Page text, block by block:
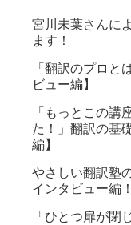
宮川未葉さんに
ます！
「翻訳のプロ
ビュー編】
「もっとこの講
た！」翻訳の基
編】
やさしい翻訳塾
インタビュー編！
「ひとつ扉が